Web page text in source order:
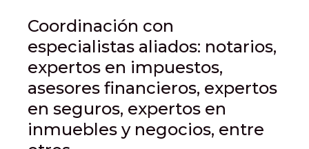
Coordinación con
especialistas aliados: notarios,
expertos en impuestos,
asesores financieros, expertos
en seguros, expertos en
inmuebles y negocios, entre